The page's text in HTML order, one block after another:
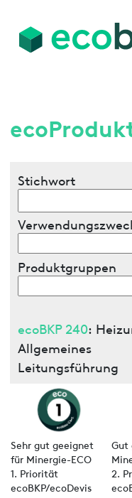
Stichwort
Produktgruppen
ecoBKP 240:
Allgemeines
Leitungsführung
Sehr gut geeignet
für Minergie-ECO
1. Priorität
ecoBKP/ecoDevis
Gut
2.